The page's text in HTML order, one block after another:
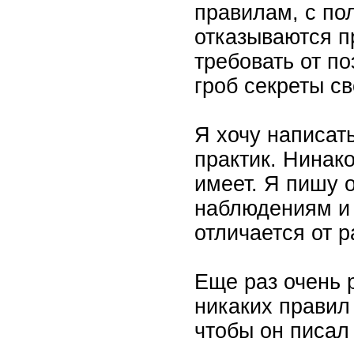
правилам, с
отказываются
требовать от
гроб секреты
Я хочу
практик.
имеет. Я пишу
наблюдениям
отличается от
Еще раз очень
никаких
чтобы он